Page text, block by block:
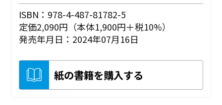
ISBN：978-4-487-81782-5
定価2,090円（本体1,900円＋税10%）
発売年月日：2024年07月16日
紙の書籍を購入する